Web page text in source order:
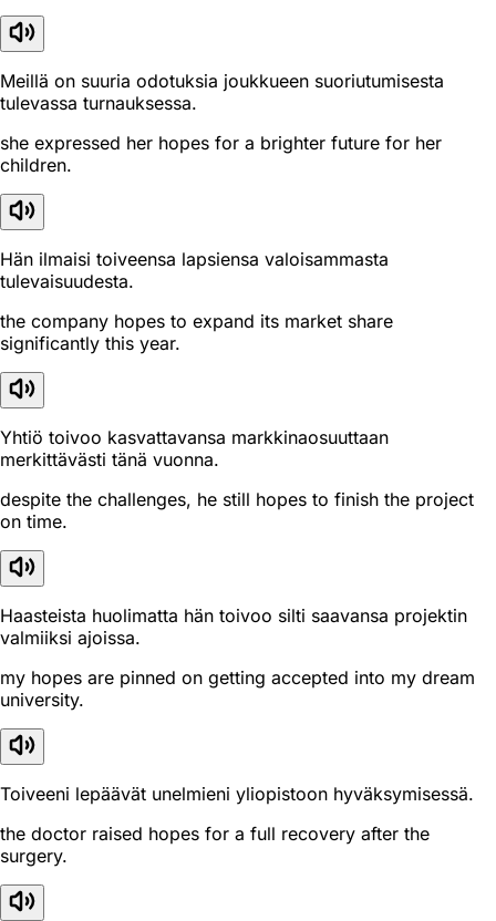
Meillä on suuria odotuksia joukkueen suoriutumisesta
tulevassa turnauksessa.
she expressed her hopes for a brighter future for her
children.
Hän ilmaisi toiveensa lapsiensa valoisammasta
tulevaisuudesta.
the company hopes to expand its market share
significantly this year.
Yhtiö toivoo kasvattavansa markkinaosuuttaan
merkittävästi tänä vuonna.
despite the challenges, he still hopes to finish the project
on time.
Haasteista huolimatta hän toivoo silti saavansa projektin
valmiiksi ajoissa.
my hopes are pinned on getting accepted into my dream
university.
Toiveeni lepäävät unelmieni yliopistoon hyväksymisessä.
the doctor raised hopes for a full recovery after the
surgery.